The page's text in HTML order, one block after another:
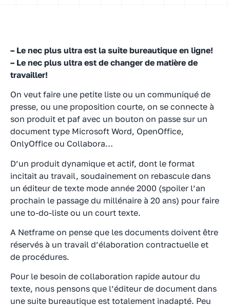
– Le nec plus ultra est la suite bureautique en ligne!
– Le nec plus ultra est de changer de matière de
travailler!
On veut faire une petite liste ou un communiqué de
presse, ou une proposition courte, on se connecte à
son produit et paf avec un bouton on passe sur un
document type Microsoft Word, OpenOffice,
OnlyOffice ou Collabora…
D’un produit dynamique et actif, dont le format
incitait au travail, soudainement on rebascule dans
un éditeur de texte mode année 2000 (spoiler l’an
prochain le passage du millénaire à 20 ans) pour faire
une to-do-liste ou un court texte.
A Netframe on pense que les documents doivent être
réservés à un travail d’élaboration contractuelle et
de procédures.
Pour le besoin de collaboration rapide autour du
texte, nous pensons que l’éditeur de document dans
une suite bureautique est totalement inadapté. Peu